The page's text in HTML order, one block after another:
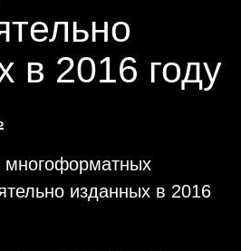
в 2016 году
многоформатных
изданных в 2016